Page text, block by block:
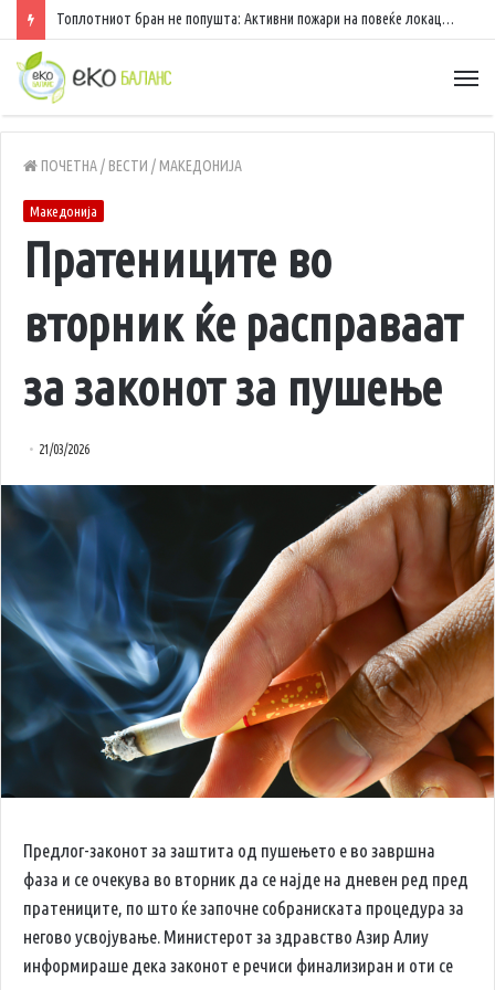
Топлотниот бран не попушта: Активни пожари на повеќе локации низ државата
ПОЧЕТНА/ ВЕСТИ / МАКЕДОНИЈА
Македонија
Пратениците во
вторник ќе расправаат
за законот за пушење
21/03/2026
Предлог-законот за заштита од пушењето е во завршна
фаза и се очекува во вторник да се најде на дневен ред пред
пратениците, по што ќе започне собраниската процедура за
негово усвојување. Министерот за здравство Азир Алиу
информираше дека законот е речиси финализиран и оти се